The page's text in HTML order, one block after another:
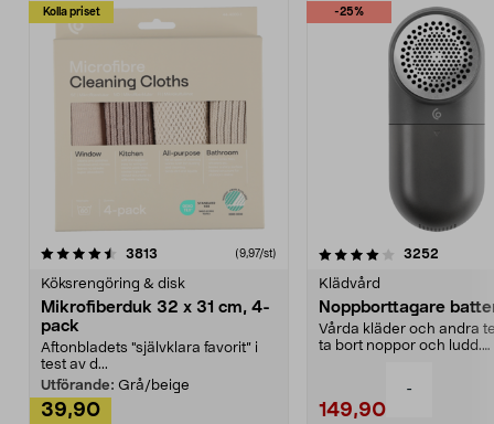
-
Kolla priset
3813 (9,97/st)
Köksrengöring & disk
Mikrofiberduk 32 x 31 cm, 4-
pack
Aftonbladets "självklara favorit” i
test av d...
Utförande: Grå/beige
39,90
-25%
4.0av 5 stjärnor 3252
Klädvård
Noppborttagare
Vårda kläder och andra
ta bort noppor och ludd.
149,90
4.5av 5 stjärnor